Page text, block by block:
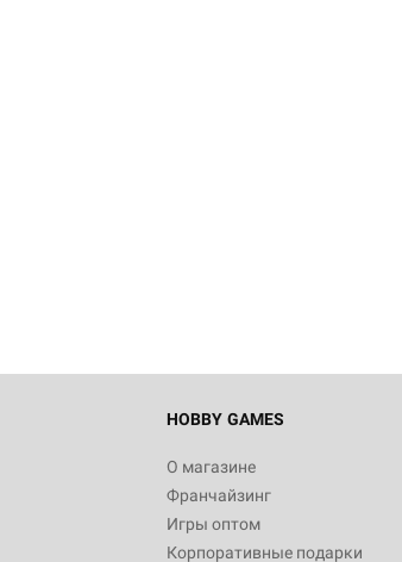
HOBBY GAMES
О магазине
Франчайзинг
Игры оптом
Корпоративные подарки